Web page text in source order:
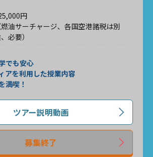
円
燃油サーチャージ、各国空港諸税は別
必要）
でも安心
アを利用した授業内容
満喫！
ツアー説明動画
募集終了